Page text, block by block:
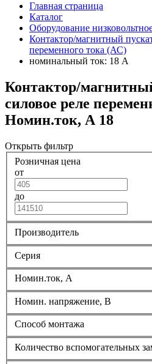
Главная страница
Каталог
Оборудование
Контактор/магнитный
переменного тока (АС)
номинальный ток: 18 А
Контактор/
силовое реле
Номин.ток, А 18
Открыть фильтр
Розничная цена
от
до
Производитель
Серия
Номин.ток, А
Номин. напряжение, В
Способ монтажа
Количество вспомогательных